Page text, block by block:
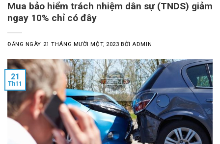
Mua bảo hiểm trách nhiệm dân sự (TNDS) giảm
ngay 10% chỉ có đây
ĐĂNG NGÀY 21 THÁNG MƯỜI MỘT, 2023 BỞIADMIN
21
Th11